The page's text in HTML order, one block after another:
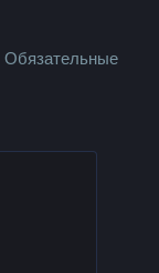
Обязательные